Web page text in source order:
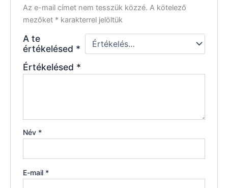
Az e-mail címet nem tesszük közzé. A kötelező
mezőket * karakterrel jelöltük
A te
értékelésed *
Értékelésed *
Név *
E-mail *